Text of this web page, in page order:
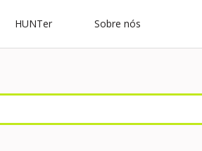
HUNTer Sobre nós